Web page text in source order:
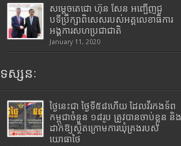
សម្តេចតេជោ ហ៊ុន សែន អញ្ជើញជួ
បទីប្រឹក្សាពិសេសរបស់អគ្គលេខាធិការ
អង្គការសហប្រជាជាតិ
January 11, 2020
ទស្សនៈ
ថ្ងៃនេះជា ថ្ងៃទី៥៨ហើយ ដែលវីរកងទ័ព
កម្ពុជាចំនួន ១៨រូប ត្រូវបានចាប់ខ្លួន និង
ដាក់ឱ្យស្ថិតក្រោមការឃុំគ្រងរបស់
យោធាថៃ